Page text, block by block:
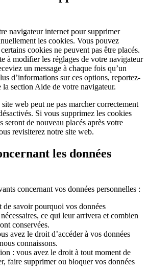
navigateur internet pour supprimer
les cookies. Vous pouvez
cookies ne peuvent pas être placés.
à modifier les réglages de votre navigateur
un message à chaque fois qu’un
d’informations sur ces options, reportez-
section Aide de votre navigateur.
web peut ne pas marcher correctement
Si vous supprimez les cookies
seront de nouveau placés après votre
revisiterez notre site web.
les données
concernant vos données personnelles :
de savoir pourquoi vos données
ce qui leur arrivera et combien
conservées.
avez le droit d’accéder à vos données
connaissons.
: vous avez le droit à tout moment de
faire supprimer ou bloquer vos données